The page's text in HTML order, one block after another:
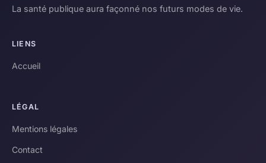
La santé publique aura façonné nos futurs modes de vie.
LIENS
Accueil
LÉGAL
Mentions légales
Contact